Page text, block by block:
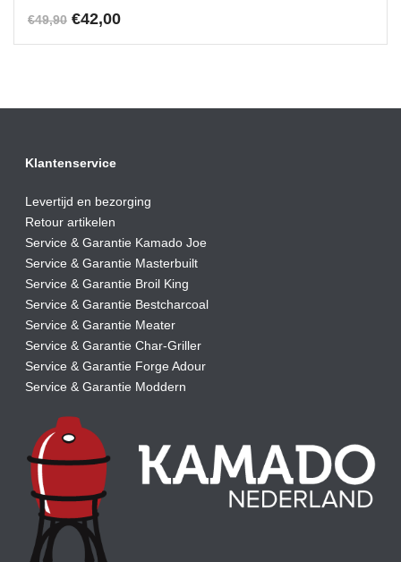
€49,90 Oorspronkelijke
€42,00Huidige
Klantenservice
Levertijd en bezorging
Retour artikelen
Service & Garantie Kamado Joe
Service & Garantie Masterbuilt
Service & Garantie Broil King
Service & Garantie Bestcharcoal
Service & Garantie Meater
Service & Garantie Char-Griller
Service & Garantie Forge Adour
Service & Garantie Moddern